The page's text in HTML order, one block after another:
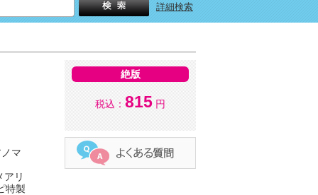
詳細検索
マ
アリ
特製
絶版
税込： 815 円